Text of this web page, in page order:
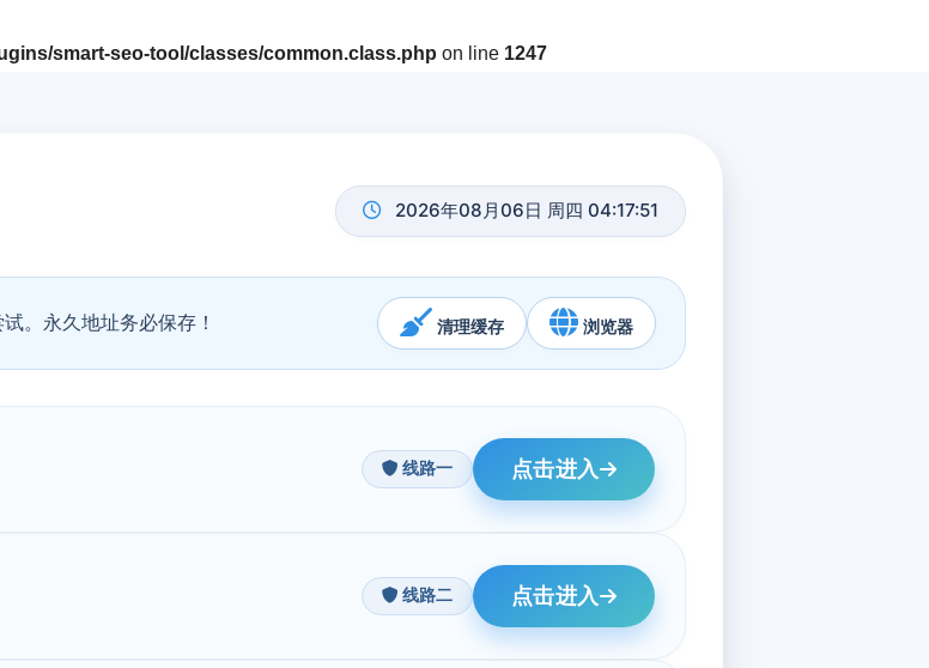
smart-seo-tool/classes/common.class.php on line 1247